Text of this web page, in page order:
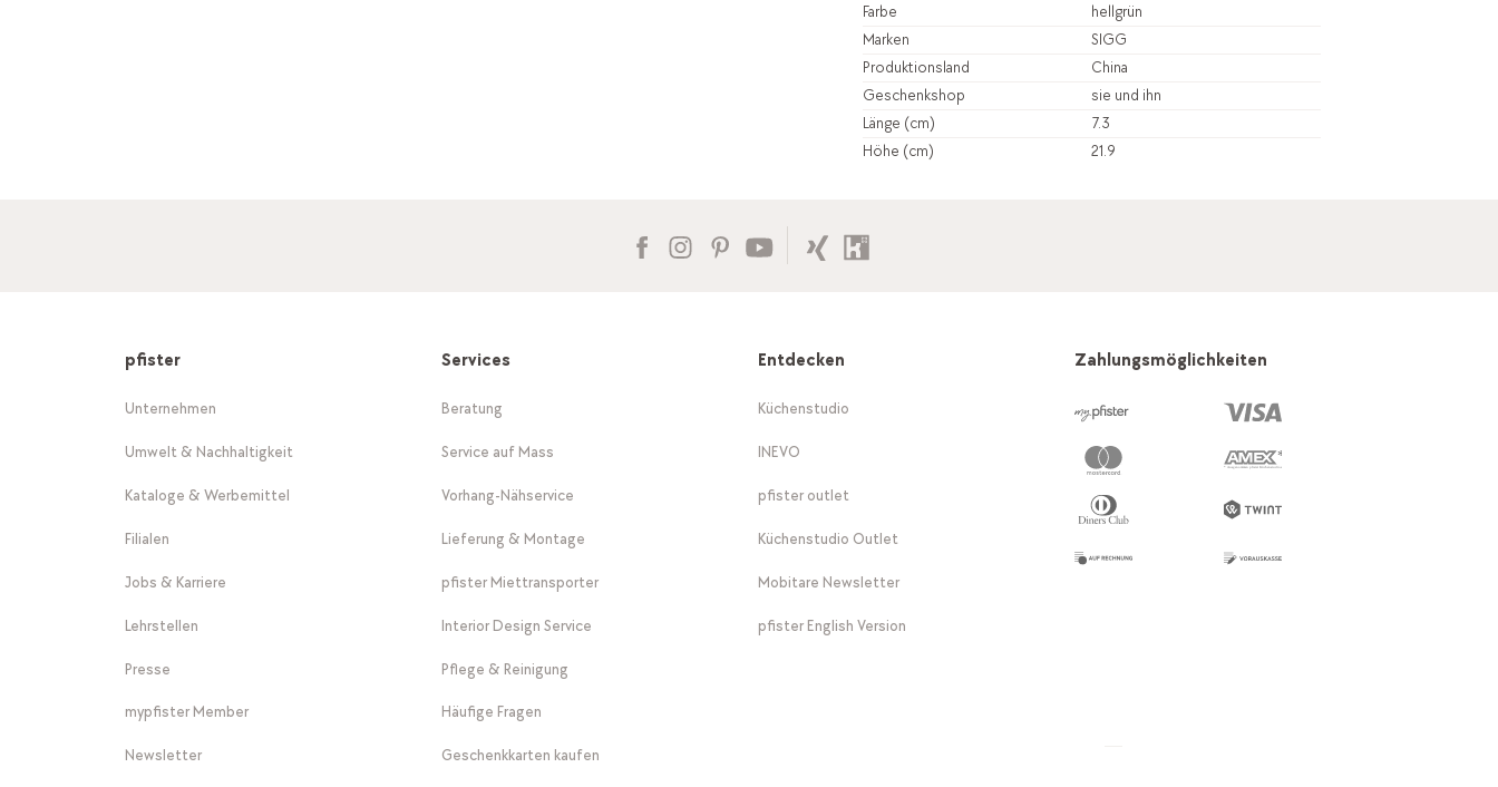
Farbe
hellgrün
Marken
SIGG
Produktionsland
China
Geschenkshop
sie und ihn
Länge (cm)
7.3
Höhe (cm)
21.9
pfister
Unternehmen
Umwelt & Nachhaltigkeit
Kataloge & Werbemittel
Filialen
Jobs & Karriere
Lehrstellen
Presse
mypfister Member
Newsletter
Services
Beratung
Service auf Mass
Vorhang-Nähservice
Lieferung & Montage
pfister Miettransporter
Interior Design Service
Pflege & Reinigung
Häufige Fragen
Geschenkkarten kaufen
Entdecken
Küchenstudio
INEVO
pfister outlet
Küchenstudio Outlet
Mobitare Newsletter
pfister English Version
Zahlungsmöglichkeiten